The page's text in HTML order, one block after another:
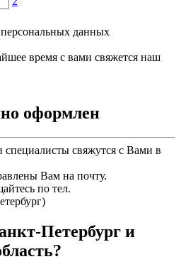
данных
время с вами свяжется наш
оформлен
специалисты свяжутся с Вами в
Вам на почту.
по тел.
Петербург и
?